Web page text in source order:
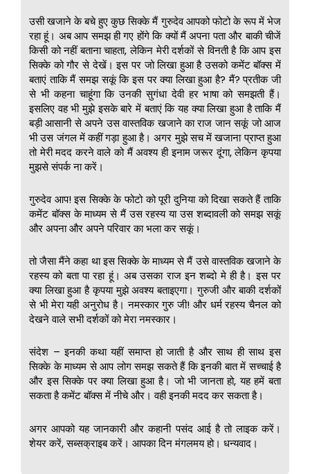
उसी खजाने के बचे हुए कुछ सिक्के मैं गुरुदेव आपको फोटो के रूप में भेज
रहा हूं। अब आप समझ ही गए होंगे कि क्यों मैं अपना पता और बाकी चीजें
किसी को नहीं बताना चाहता, लेकिन मेरी दर्शकों से विनती है कि आप इस
सिक्के को गौर से देखें। इस पर जो लिखा हुआ है उसको कमेंट बॉक्स में
बताएं ताकि मैं समझ सकूं कि इस पर क्या लिखा हुआ है? मैं? प्रतीक जी
से भी कहना चाहूंगा कि उनकी सुगंधा देवी हर भाषा को समझती हैं।
इसलिए वह भी मुझे इसके बारे में बताएं कि यह क्या लिखा हुआ है ताकि मैं
बड़ी आसानी से अपने उस वास्तविक खजाने का राज जान सकूं जो आज
भी उस जंगल में कहीं गड़ा हुआ है। अगर मुझे सच में खजाना प्राप्त हुआ
तो मेरी मदद करने वाले को मैं अवश्य ही इनाम जरूर दूंगा, लेकिन कृपया
मुझसे संपर्क ना करें।
गुरुदेव आप! इस सिक्के के फोटो को पूरी दुनिया को दिखा सकते हैं ताकि
कमेंट बॉक्स के माध्यम से मैं उस रहस्य या उस शब्दावली को समझ सकूं
और अपना और अपने परिवार का भला कर सकूं।
तो जैसा मैंने कहा था इस सिक्के के माध्यम से मैं उसे वास्तविक खजाने के
रहस्य को बता पा रहा हूं। अब उसका राज इन शब्दो मे ही है। इस पर
क्या लिखा हुआ है कृपया मुझे अवश्य बताइएगा। गुरुजी और बाकी दर्शकों
से भी मेरा यही अनुरोध है। नमस्कार गुरु जी! और धर्म रहस्य चैनल को
देखने वाले सभी दर्शकों को मेरा नमस्कार।
संदेश – इनकी कथा यहीं समाप्त हो जाती है और साथ ही साथ इस
सिक्के के माध्यम से आप लोग समझ सकते हैं कि इनकी बात में सच्चाई है
और इस सिक्के पर क्या लिखा हुआ है। जो भी जानता हो, यह हमें बता
सकता है कमेंट बॉक्स में नीचे और। वही इनकी मदद कर सकता है।
अगर आपको यह जानकारी और कहानी पसंद आई है तो लाइक करें।
शेयर करें, सब्सक्राइब करें। आपका दिन मंगलमय हो। धन्यवाद।